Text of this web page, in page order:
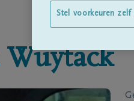
Wuytack
Stel voorkeuren zelf